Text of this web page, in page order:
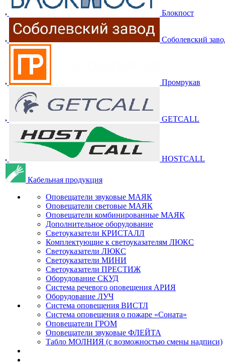
Блокпост
Соболевский
Промрукав
GETCALL
HOSTCALL
Кабельная продукция
Оповещатели звуковые МАЯК
Оповещатели световые МАЯК
Оповещатели комбинированные МАЯК
Дополнительное оборудование
Светоуказатели КРИСТАЛЛ
Комплектующие к светоуказателям ЛЮКС
Светоуказатели ЛЮКС
Светоуказатели МИНИ
Светоуказатели ПРЕСТИЖ
Оборудование СКУД
Система речевого оповещения АРИЯ
Оборудование ЛУЧ
Система оповещения ВИСТЛ
Система оповещения о пожаре «Соната»
Оповещатели ГРОМ
Оповещатели звуковые ФЛЕЙТА
Табло МОЛНИЯ (с возможностью смены надписи)